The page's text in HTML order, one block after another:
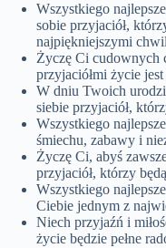
Wszystkiego
sobie przyjaciół,
najpiękniejszymi
Życzę Ci cudownych
przyjaciółmi życie
W dniu Twoich
siebie przyjaciół,
Wszystkiego
śmiechu, zabawy i
Życzę Ci, abyś
przyjaciół, którzy
Wszystkiego
Ciebie jednym z
Niech przyjaźń i
życie będzie pełne